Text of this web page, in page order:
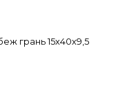
грань 15х40х9,5